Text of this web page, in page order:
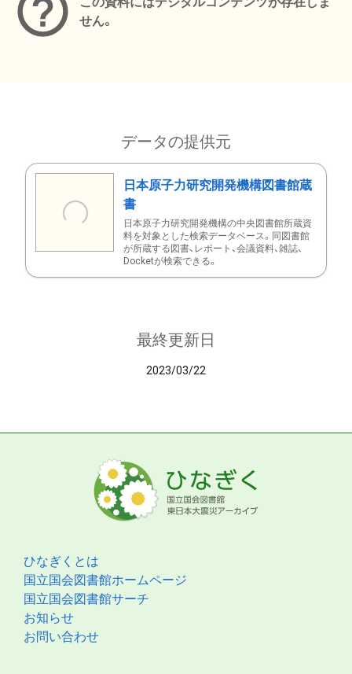
せん。
データの提供元
日本原子力研究開発機構図書館蔵
書
日本原子力研究開発機構の中央図書館所蔵資
料を対象とした検索データベース。同図書館
が所蔵する図書、レポート、会議資料、雑誌、
Docketが検索できる。
最終更新日
2023/03/22
ひなぎくとは
国立国会図書館ホームページ
国立国会図書館サーチ
お知らせ
お問い合わせ